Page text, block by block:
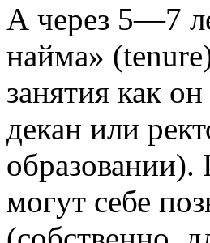
А через 5—7
найма»
занятия как
декан или
могут себе